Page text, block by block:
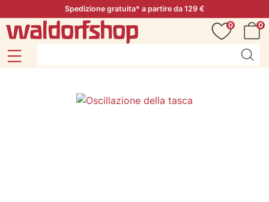
Spedizione gratuita* a partire da 129 €
0
0